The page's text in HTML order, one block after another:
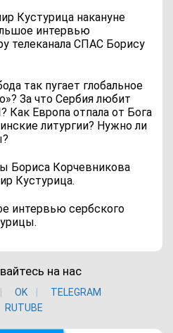
Кустурица накануне
интервью
телеканала СПАС Борису
так пугает глобальное
За что Сербия любит
Как Европа отпала от Бога
литургии? Нужно ли
Бориса Корчевникова
Кустурица.
интервью сербского
на нас
ОK
TELEGRAM
RUTUBE